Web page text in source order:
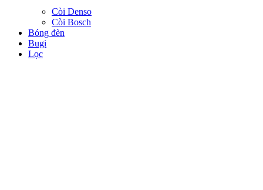
Còi Denso
Còi Bosch
Bóng đèn
Bugi
Lọc